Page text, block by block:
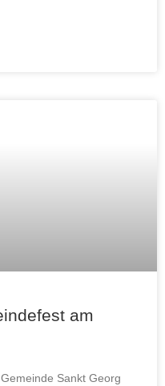
am
Sankt Georg